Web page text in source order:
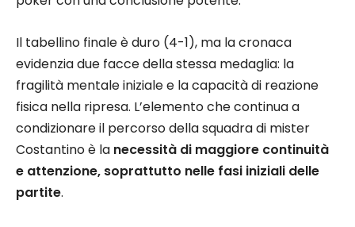
Il tabellino finale è duro (4-1), ma la cronaca
evidenzia due facce della stessa medaglia: la
fragilità mentale iniziale e la capacità di reazione
fisica nella ripresa. L’elemento che continua a
condizionare il percorso della squadra di mister
Costantino è la necessità di maggiore continuità
e attenzione, soprattutto nelle fasi iniziali delle
partite.